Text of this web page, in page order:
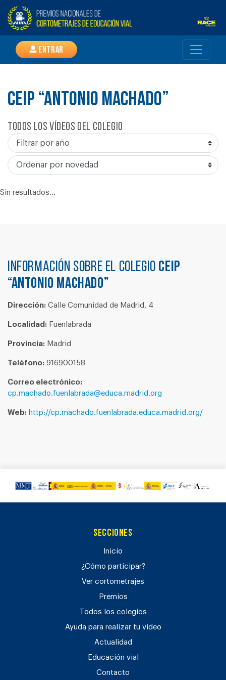
Entrar
CEIP “ANTONIO MACHADO”
Todos los vídeos del colegio
Sin resultados...
Información sobre el colegio CEIP
“ANTONIO MACHADO”
Dirección: Calle Comunidad de Madrid, 4
Localidad: Fuenlabrada
Provincia: Madrid
Teléfono: 916900158
Correo electrónico:
cp.machado.fuenlabrada@educa.madrid.org
Web: http://cp.machado.fuenlabrada.educa.madrid.org/
Secciones
Inicio
¿Cómo participar?
Ver cortometrajes
Premios
Todos los colegios
Ayuda para realizar tu vídeo
Actualidad
Educación vial
Contacto